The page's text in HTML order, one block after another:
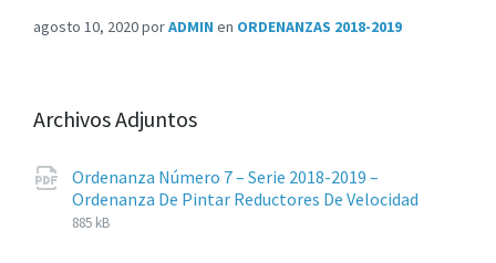
agosto 10, 2020porADMIN en ORDENANZAS 2018-2019
Archivos Adjuntos
Ordenanza Número 7 – Serie 2018-2019 –
Ordenanza De Pintar Reductores De Velocidad
885 kB